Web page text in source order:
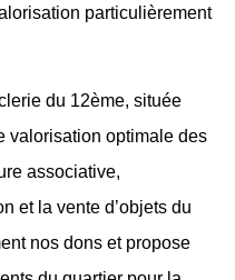
particulièrement
du 12ème, située
valorisation optimale des
associative,
et la vente d’objets du
nos dons et propose